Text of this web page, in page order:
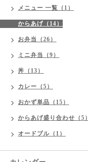
メニュー 一覧（1）
からあげ（14）
お弁当（26）
ミニ弁当（9）
丼（13）
カレー（5）
おかず単品（15）
からあげ盛り合わせ（5）
オードブル（1）